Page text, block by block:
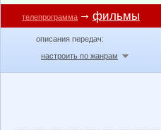
телепрограмма фильмы
описания передач:
настроить по жанрам